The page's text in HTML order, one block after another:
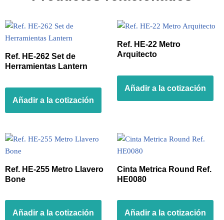
Ref. HE-262 Set de
Herramientas Lantern
Añadir a la cotización
Ref. HE-22 Metro
Arquitecto
Añadir a la cotización
Ref. HE-255 Metro Llavero
Bone
Añadir a la cotización
Cinta Metrica Round Ref.
HE0080
Añadir a la cotización